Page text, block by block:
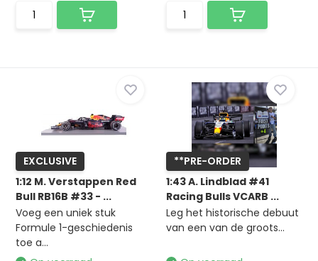
EXCLUSIVE
1:12 M. Verstappen Red
Bull RB16B #33 - ...
Voeg een uniek stuk
Formule 1-geschiedenis
toe a...
**PRE-ORDER
1:43 A. Lindblad #41
Racing Bulls VCARB ...
Leg het historische debuut
van een van de groots...